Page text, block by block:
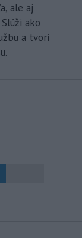
ale aj
ako
a tvorí